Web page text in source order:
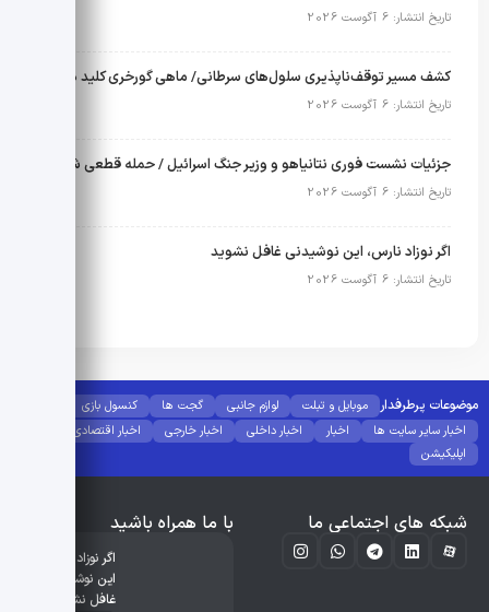
تاریخ انتشار: 6 آگوست 2026
تاریخ انتشار: 6 آگوست 2026
جزئیات نشست فوری نتانیاهو و وزیر جنگ اسرائیل / حمله قطعی شد؟
تاریخ انتشار: 6 آگوست 2026
اگر نوزاد نارس، این نوشیدنی غافل نشوید
تاریخ انتشار: 6 آگوست 2026
موضوعات پرطرفدار موبایل و تبلت لوازم جانبی گجت ها
کنسول بازی
اخبار سایر سایت ها
اخبار اخبار داخلی اخبار خارجی
اخبار اقتصادی
اپلیکیشن
شبکه های اجتماعی ما با ما همراه باشید
اگر نوزاد نارس،
این نوشیدنی
غافل نشوید